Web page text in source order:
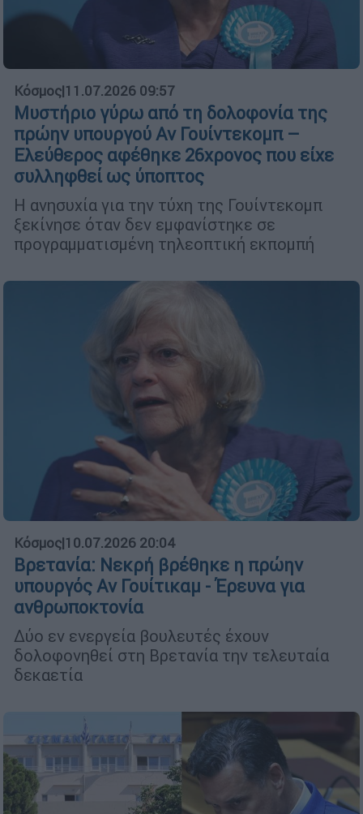
Κόσμος|11.07.2026 09:57
Μυστήριο γύρω από τη δολοφονία της
πρώην υπουργού Αν Γουίντεκομπ –
Ελεύθερος αφέθηκε 26χρονος που είχε
συλληφθεί ως ύποπτος
Η ανησυχία για την τύχη της Γουίντεκομπ
ξεκίνησε όταν δεν εμφανίστηκε σε
προγραμματισμένη τηλεοπτική εκπομπή
Κόσμος|10.07.2026 20:04
Βρετανία: Νεκρή βρέθηκε η πρώην
υπουργός Αν Γουίτικαμ - Έρευνα για
ανθρωποκτονία
Δύο εν ενεργεία βουλευτές έχουν
δολοφονηθεί στη Βρετανία την τελευταία
δεκαετία